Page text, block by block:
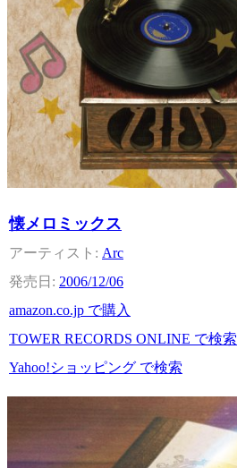
懐メロミックス
Arc
2006/12/06
amazon.co.jp で購入
TOWER RECORDS ONLINE で検索
Yahoo!ショッピング で検索